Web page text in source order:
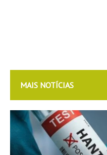
MAIS NOTÍCIAS